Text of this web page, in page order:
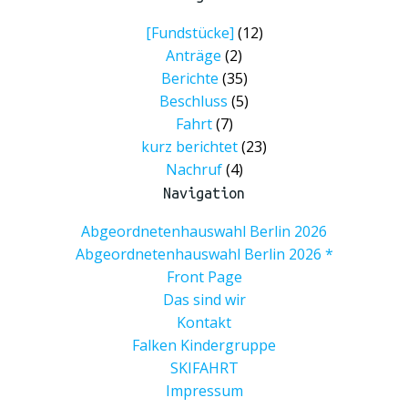
[Fundstücke] (12)
Anträge (2)
Berichte (35)
Beschluss (5)
Fahrt(7)
kurz berichtet(23)
Nachruf(4)
Navigation
Abgeordnetenhauswahl Berlin 2026
Abgeordnetenhauswahl Berlin 2026 *
Front Page
Das sind wir
Kontakt
Falken Kindergruppe
SKIFAHRT
Impressum